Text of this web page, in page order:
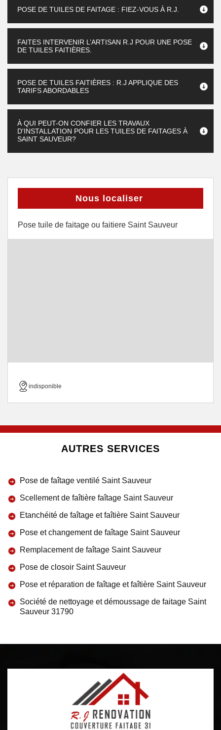
POSE DE TUILES DE FAITAGE : FIEZ-VOUS À R.J.
FAITES INTERVENIR L’ARTISAN R.J POUR UNE POSE
DE TUILES FAITIÈRES.
POSE DE TUILES FAITIÈRES : R.J APPLIQUE DES
TARIFS ABORDABLES
À QUI PEUT-ON CONFIER LES TRAVAUX
D'INSTALLATION POUR LES TUILES DE FAITAGES À
SAINT SAUVEUR?
Nous localiser
Pose tuile de faitage ou faitiere Saint Sauveur
indisponible
AUTRES SERVICES
Pose de faîtage ventilé Saint Sauveur
Scellement de faîtière faîtage Saint Sauveur
Etanchéité de faîtage et faîtière Saint Sauveur
Pose et changement de faîtage Saint Sauveur
Remplacement de faîtage Saint Sauveur
Pose de closoir Saint Sauveur
Pose et réparation de faîtage et faîtière Saint Sauveur
Société de nettoyage et démoussage de faitage Saint
Sauveur 31790